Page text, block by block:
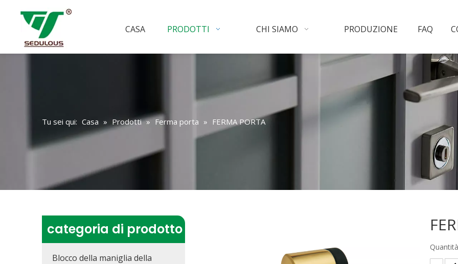
CASA PRODOTTI CHI SIAMO PRODUZIONE FAQ
Tu sei qui: Casa » Prodotti » Ferma porta » FERMA PORTA
categoria di prodotto
Blocco della maniglia della